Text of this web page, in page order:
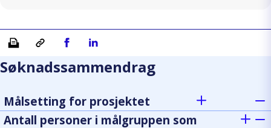
Skriv ut Kopiera länkDel på Facebook
Del på Linkedin
Søknadssammendrag
Målsetting for prosjektet
Antall personer i målgruppen som